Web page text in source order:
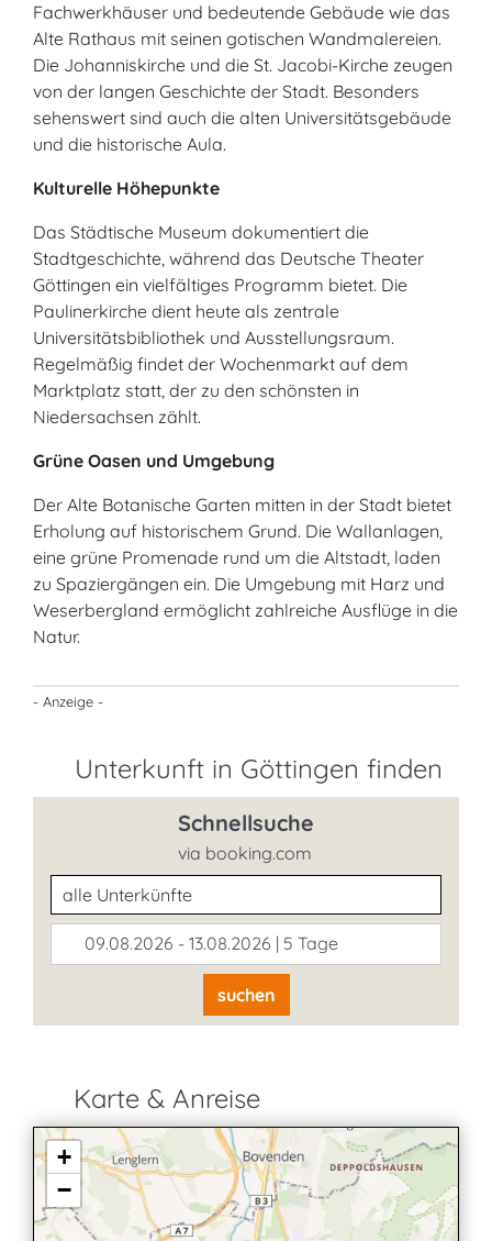
Fachwerkhäuser und bedeutende Gebäude wie das
Alte Rathaus mit seinen gotischen Wandmalereien.
Die Johanniskirche und die St. Jacobi-Kirche zeugen
von der langen Geschichte der Stadt. Besonders
sehenswert sind auch die alten Universitätsgebäude
und die historische Aula.
Kulturelle Höhepunkte
Das Städtische Museum dokumentiert die
Stadtgeschichte, während das Deutsche Theater
Göttingen ein vielfältiges Programm bietet. Die
Paulinerkirche dient heute als zentrale
Universitätsbibliothek und Ausstellungsraum.
Regelmäßig findet der Wochenmarkt auf dem
Marktplatz statt, der zu den schönsten in
Niedersachsen zählt.
Grüne Oasen und Umgebung
Der Alte Botanische Garten mitten in der Stadt bietet
Erholung auf historischem Grund. Die Wallanlagen,
eine grüne Promenade rund um die Altstadt, laden
zu Spaziergängen ein. Die Umgebung mit Harz und
Weserbergland ermöglicht zahlreiche Ausflüge in die
Natur.
- Anzeige -
Unterkunft in Göttingen finden
Schnellsuche
via booking.com
Unterkunftsart
09.08.2026 - 13.08.2026 | 5 Tage
suchen
Karte & Anreise
+
−